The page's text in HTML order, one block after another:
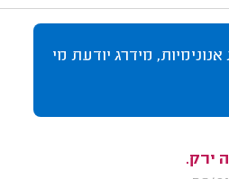
מידרג יודעת מי
ירק.